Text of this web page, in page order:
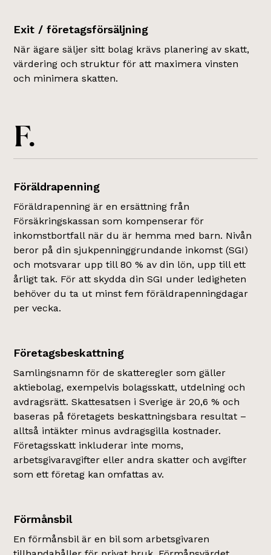
Exit / företagsförsäljning
När ägare säljer sitt bolag krävs planering av skatt,
värdering och struktur för att maximera vinsten
och minimera skatten.
F.
Föräldrapenning
Föräldrapenning är en ersättning från
Försäkringskassan som kompenserar för
inkomstbortfall när du är hemma med barn. Nivån
beror på din sjukpenninggrundande inkomst (SGI)
och motsvarar upp till 80 % av din lön, upp till ett
årligt tak. För att skydda din SGI under ledigheten
behöver du ta ut minst fem föräldrapenningdagar
per vecka.
Företagsbeskattning
Samlingsnamn för de skatteregler som gäller
aktiebolag, exempelvis bolagsskatt, utdelning och
avdragsrätt. Skattesatsen i Sverige är 20,6 % och
baseras på företagets beskattningsbara resultat –
alltså intäkter minus avdragsgilla kostnader.
Företagsskatt inkluderar inte moms,
arbetsgivaravgifter eller andra skatter och avgifter
som ett företag kan omfattas av.
Förmånsbil
En förmånsbil är en bil som arbetsgivaren